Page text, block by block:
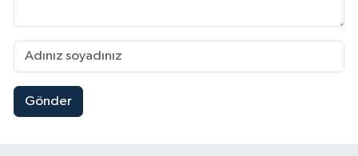
Gönder